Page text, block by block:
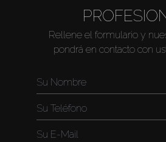
Rellene el formulario y
pondrá en contacto con